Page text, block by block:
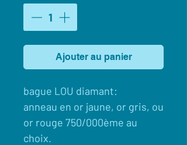
Ajouter au panier
bague LOU diamant:
anneau en or jaune, or gris, ou
or rouge 750/000ème au
choix.